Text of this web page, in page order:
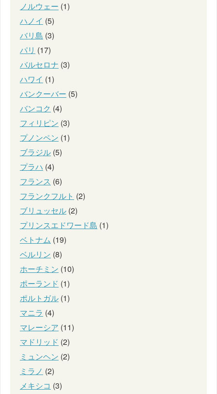
ノルウェー (1)
ハノイ (5)
バリ島 (3)
パリ (17)
バルセロナ (3)
ハワイ (1)
バンクーバー (5)
バンコク (4)
フィリピン (3)
プノンペン (1)
ブラジル (5)
プラハ (4)
フランス (6)
フランクフルト (2)
ブリュッセル (2)
プリンスエドワード島 (1)
ベトナム (19)
ベルリン (8)
ホーチミン (10)
ポーランド (1)
ポルトガル (1)
マニラ (4)
マレーシア (11)
マドリッド (2)
ミュンヘン (2)
ミラノ (2)
メキシコ (3)